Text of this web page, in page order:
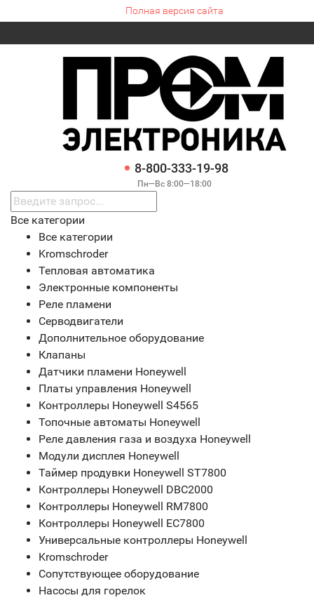
Полная версия сайта
8-800-333-19-98
Пн—Вс 8:00—18:00
Все категории
Все категории
Kromschroder
Тепловая автоматика
Электронные компоненты
Реле пламени
Серводвигатели
Дополнительное оборудование
Клапаны
Датчики пламени Honeywell
Платы управления Honeywell
Контроллеры Honeywell S4565
Топочные автоматы Honeywell
Реле давления газа и воздуха Honeywell
Модули дисплея Honeywell
Таймер продувки Honeywell ST7800
Контроллеры Honeywell DBC2000
Контроллеры Honeywell RM7800
Контроллеры Honeywell EC7800
Универсальные контроллеры Honeywell
Kromschroder
Сопутствующее оборудование
Насосы для горелок